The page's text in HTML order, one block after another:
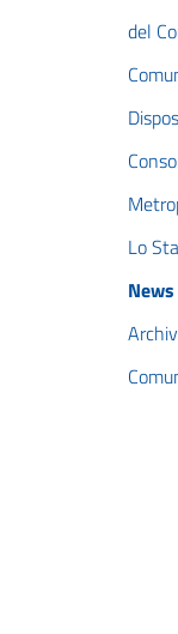
del
Lo
News